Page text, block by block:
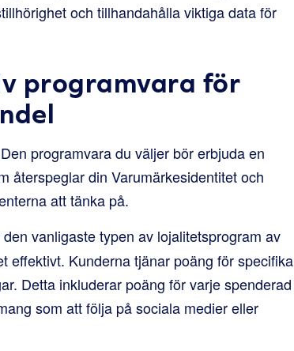
och tillhandahålla viktiga data för
programvara för
programvara du väljer bör erbjuda en
återspeglar din Varumärkesidentitet och
att tänka på.
vanligaste typen av lojalitetsprogram av
effektivt. Kunderna tjänar poäng för specifika
Detta inkluderar poäng för varje spenderad
som att följa på sociala medier eller